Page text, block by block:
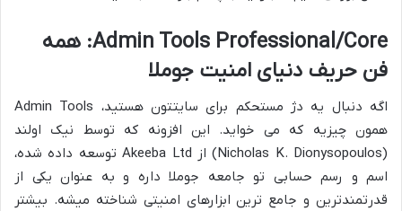
Admin Tools Professional/Core: همه
فن حریف دنیای امنیت جوملا
اگه دنبال یه دژ مستحکم برای سایتتون هستید، Admin Tools
همون چیزیه که می خواید. این افزونه که توسط نیک اولند
(Nicholas K. Dionysopoulos) از Akeeba Ltd توسعه داده شده،
اسم و رسم حسابی تو جامعه جوملا داره و به عنوان یکی از
قدرتمندترین و جامع ترین ابزارهای امنیتی شناخته میشه. بیشتر